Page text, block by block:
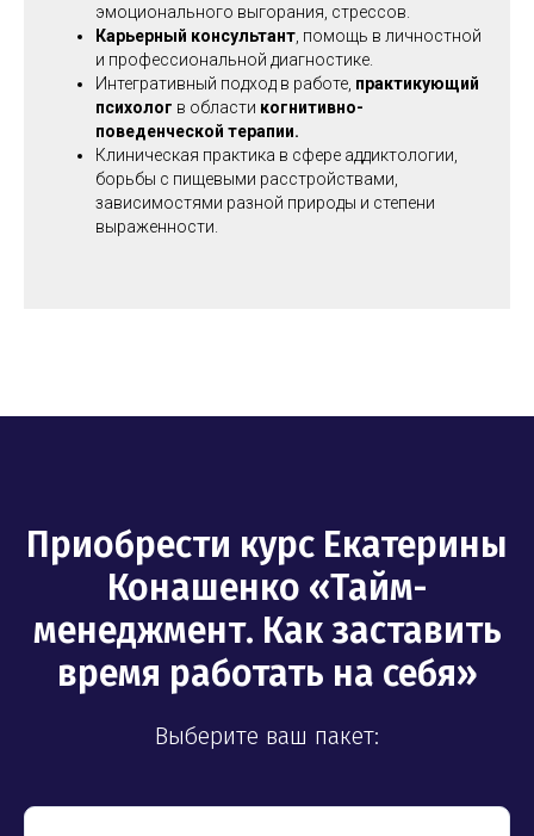
эмоционального выгорания, стрессов.
Карьерный консультант , помощь в личностной
и профессиональной диагностике.
Интегративный подход в работе, практикующий
психолог в области когнитивно-
поведенческой терапии.
Клиническая практика в сфере аддиктологии,
борьбы с пищевыми расстройствами,
зависимостями разной природы и степени
выраженности.
Приобрести курс Екатерины
Конашенко «Тайм-
менеджмент. Как заставить
время работать на себя»
Выберите ваш пакет: